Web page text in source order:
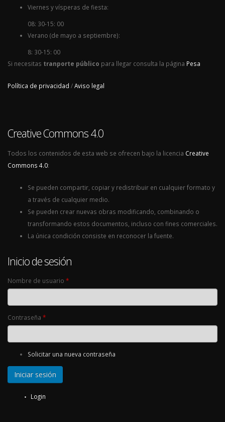
Viernes y vísperas de fiesta:
08: 30-15: 00
Verano (de mayo a septiembre):
8: 30-15: 00
Si necesitas tranporte público para llegar consulta la página Pesa
Política de privacidad /Aviso legal
Creative Commons 4.0
Todos los contenidos de esta web se ofrecen bajo la licencia Creative
Commons 4.0:
Se pueden compartir, copiar y redistribuir en cualquier formato y
a través de cualquier medio.
Se pueden crear nuevas obras modificando, combinando o
transformando estos documentos, incluso con fines comerciales.
La única condición consiste en reconocer la fuente.
Inicio de sesión
Nombre de usuario *
Contraseña *
Solicitar una nueva contraseña
Login